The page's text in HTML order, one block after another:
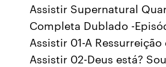
Assistir Supernatural
Completa Dublado -
Assistir 01-A
Assistir 02-Deus está?